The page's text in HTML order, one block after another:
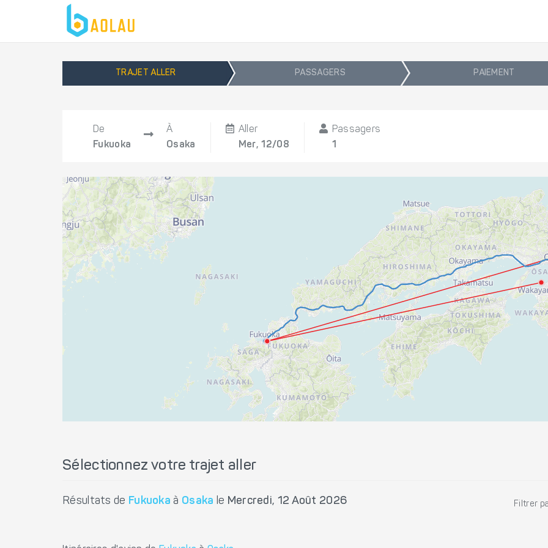
TRAJET ALLER PASSAGERS PAIEMENT
De
Fukuoka
À
Osaka
Aller
Mer, 12/08
Passagers
1
Sélectionnez votre trajet aller
Résultats de Fukuoka à Osaka le Mercredi, 12 Août 2026 Filtrer